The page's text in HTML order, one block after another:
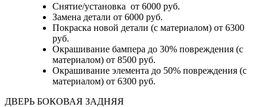
Снятие/установка от 6000 руб.
Замена детали от 6000 руб.
Покраска новой детали (с материалом) от 6300
руб.
Окрашивание бампера до 30% повреждения (с
материалом) от 8500 руб.
Окрашивание элемента до 50% повреждения (с
материалом) от 6300 руб.
ДВЕРЬ БОКОВАЯ ЗАДНЯЯ